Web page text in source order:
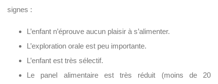
signes :
L’enfant n’éprouve aucun plaisir à s’alimenter.
L’exploration orale est peu importante.
L’enfant est très sélectif.
Le panel alimentaire est très réduit (moins de 20